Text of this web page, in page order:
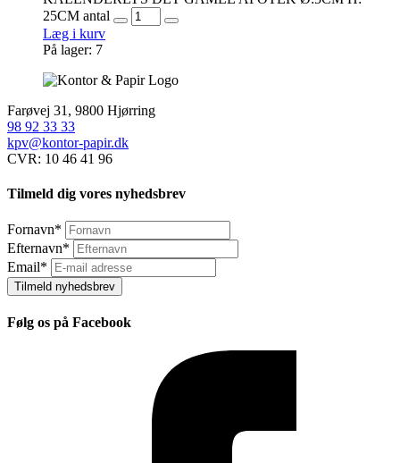
25CM antal
Læg i kurv
På lager: 7
Farøvej 31, 9800 Hjørring
98 92 33 33
kpv@kontor-papir.dk
CVR: 10 46 41 96
Tilmeld dig vores nyhedsbrev
Fornavn*
Efternavn*
Email*
Tilmeld nyhedsbrev
Følg os på Facebook